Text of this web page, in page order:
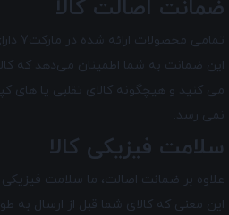
ضمانت اصالت کالا
تمامی محصولات ارائه شده در مارکت7
این ضمانت به شما اطمینان می‌دهد که
می کنید و هیچگونه کالای تقلبی یا های
نمی رسد.
سلامت فیزیکی کالا
علاوه بر ضمانت اصالت، ما سلامت فیزیکی
این معنی که کالای شما قبل از ارسال به